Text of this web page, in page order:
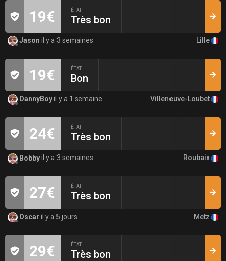
19€ ÉTAT
Très bon
Jason il y a 3 semaines Lille
19€ ÉTAT
Bon
DannyBoyil y a 1 semaine Villeneuve-Loubet
24€ ÉTAT
Très bon
Bobbyil y a 3 semaines Roubaix
27€ ÉTAT
Très bon
Oscar il y a 5 jours Metz
29€ ÉTAT
Très bon